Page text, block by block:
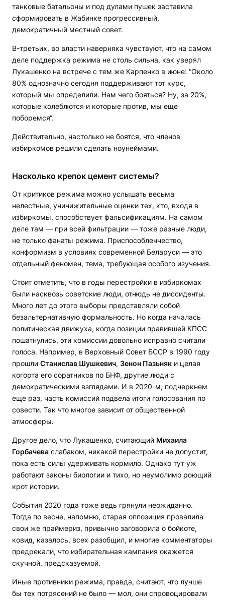
танковые батальоны и под дулами пушек заставила
сформировать в Жабинке прогрессивный,
демократичный местный совет.
В-третьих, во власти наверняка чувствуют, что на самом
деле поддержка режима не столь сильна, как уверял
Лукашенко на встрече с тем же Карпенко в июне: “Около
80% однозначно сегодня поддерживают тот курс,
который мы определили. Нам чего бояться? Ну, за 20%,
которые колеблются и которые против, мы еще
поборемся“.
Действительно, настолько не боятся, что членов
избиркомов решили сделать ноунеймами.
Насколько крепок цемент системы?
От критиков режима можно услышать весьма
нелестные, уничижительные оценки тех, кто, входя в
избиркомы, способствует фальсификациям. На самом
деле там — при всей фильтрации — тоже разные люди,
не только фанаты режима. Приспособленчество,
конформизм в условиях современной Беларуси — это
отдельный феномен, тема, требующая особого изучения.
Стоит отметить, что в годы перестройки в избиркомах
были насквозь советские люди, отнюдь не диссиденты.
Много лет до этого выборы представляли собой
безальтернативную формальность. Но когда началась
политическая движуха, когда позиции правившей КПСС
пошатнулись, эти комиссии довольно исправно считали
голоса. Например, в Верховный Совет БССР в 1990 году
прошли Станислав Шушкевич, Зенон Пазьняк и целая
когорта его соратников по БНФ, другие люди с
демократическими взглядами. И в 2020-м, подчеркнем
еще раз, часть комиссий подвела итоги голосования по
совести. Так что многое зависит от общественной
атмосферы.
Другое дело, что Лукашенко, считающий Михаила
Горбачева слабаком, никакой перестройки не допустит,
пока есть силы удерживать кормило. Однако тут уж
работают законы биологии и тихо, но неумолимо роющий
крот истории.
События 2020 года тоже ведь грянули неожиданно.
Тогда по весне, напомню, старая оппозиция провалила
свои же праймериз, привычно заговорила о бойкоте,
ковид, казалось, всех разобщил, и многие комментаторы
предрекали, что избирательная кампания окажется
скучной, предсказуемой.
Иные противники режима, правда, считают, что лучше
бы тех потрясений не было — мол, они спровоцировали